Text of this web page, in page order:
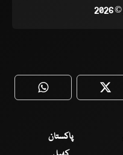
WhatsApp
پاکستان